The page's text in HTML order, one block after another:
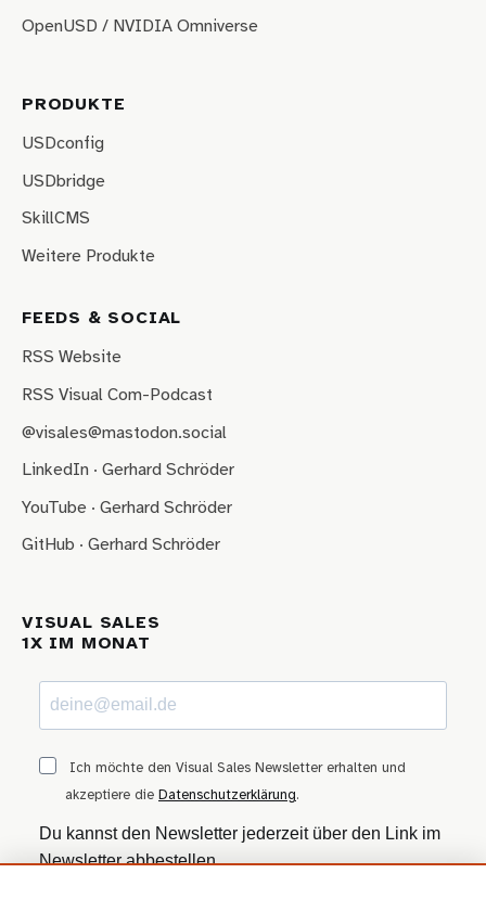
OpenUSD / NVIDIA Omniverse
PRODUKTE
USDconfig
USDbridge
SkillCMS
Weitere Produkte
FEEDS & SOCIAL
RSS Website
RSS Visual Com-Podcast
@visales@mastodon.social
LinkedIn · Gerhard Schröder
YouTube · Gerhard Schröder
GitHub · Gerhard Schröder
VISUAL SALES
1X IM MONAT
Ich möchte den Visual Sales Newsletter erhalten und
akzeptiere die Datenschutzerklärung.
Du kannst den Newsletter jederzeit über den Link im
Newsletter abbestellen.